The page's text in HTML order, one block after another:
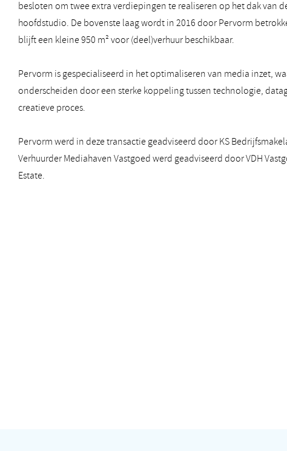
besloten om twee extra verdiepingen te realiseren op het dak van
hoofdstudio. De bovenste laag wordt in 2016 door Pervorm
blijft een kleine 950 m² voor (deel)verhuur beschikbaar.
Pervorm is gespecialiseerd in het optimaliseren van media inzet,
onderscheiden door een sterke koppeling tussen technologie,
creatieve proces.
Pervorm werd in deze transactie geadviseerd door KS
Verhuurder Mediahaven Vastgoed werd geadviseerd door VDH
Estate.